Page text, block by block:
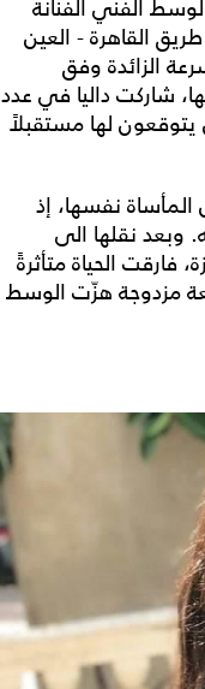
2017، فقد الوسط الفني الفنانة
القاهرة - العين
الزائدة وفق
شاركت داليا في عدد
يتوقعون لها مستقبلاً
المأساة نفسها، إذ
وبعد نقلها الى
فارقت الحياة متأثرةً
مزدوجة هزّت الوسط